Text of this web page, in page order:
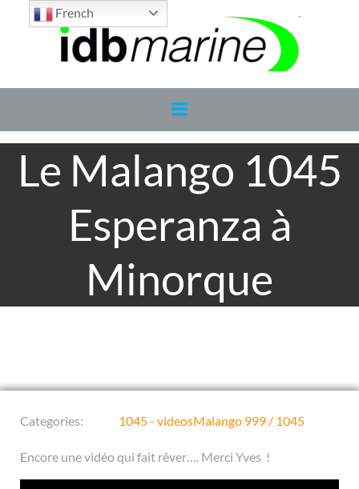
contenu
Le Malango 1045
Esperanza à
Minorque
Categories: 1045 - videosMalango 999 / 1045
Encore une vidéo qui fait rêver…. Merci Yves !
French